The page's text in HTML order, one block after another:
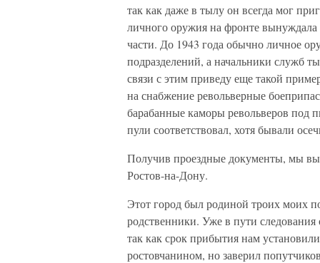
так как даже в тылу он всегда мог
личного оружия на фронте
части. До 1943 года обычно личное
подразделений, а начальники служб
связи с этим приведу еще такой
на снабжение револьверные
барабанные каморы револьверов под
пули соответствовал, хотя бывали
Получив проездные документы, мы
Ростов-на-Дону.
Этот город был родиной троих моих
родственники. Уже в пути следования
так как срок прибытия нам
ростовчанином, но заверил